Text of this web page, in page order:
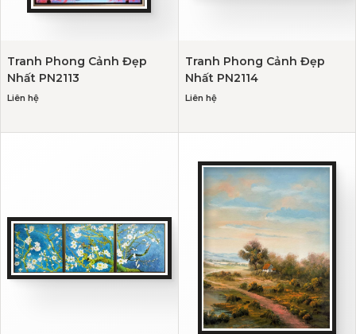
Tranh Phong Cảnh Đẹp
Nhất PN2113
Liên hệ
Tranh Phong Cảnh Đẹp
Nhất PN2114
Liên hệ